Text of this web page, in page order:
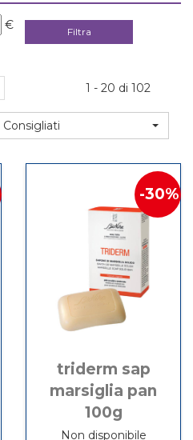
€
1 - 20 di 102
Consigliati
triderm sap
marsiglia pan
100g
Non disponibile
30%